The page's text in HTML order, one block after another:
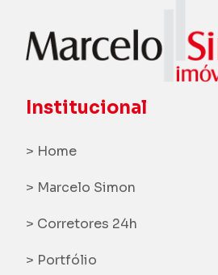
Institucional
> Home
> Marcelo Simon
> Corretores 24h
> Portfólio